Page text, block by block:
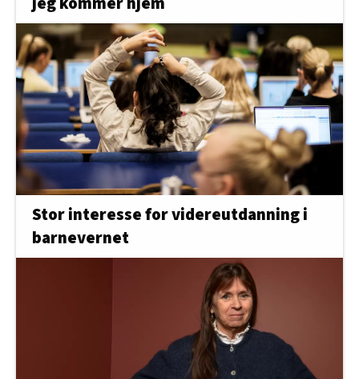
Stor interesse for videreutdanning i
barnevernet